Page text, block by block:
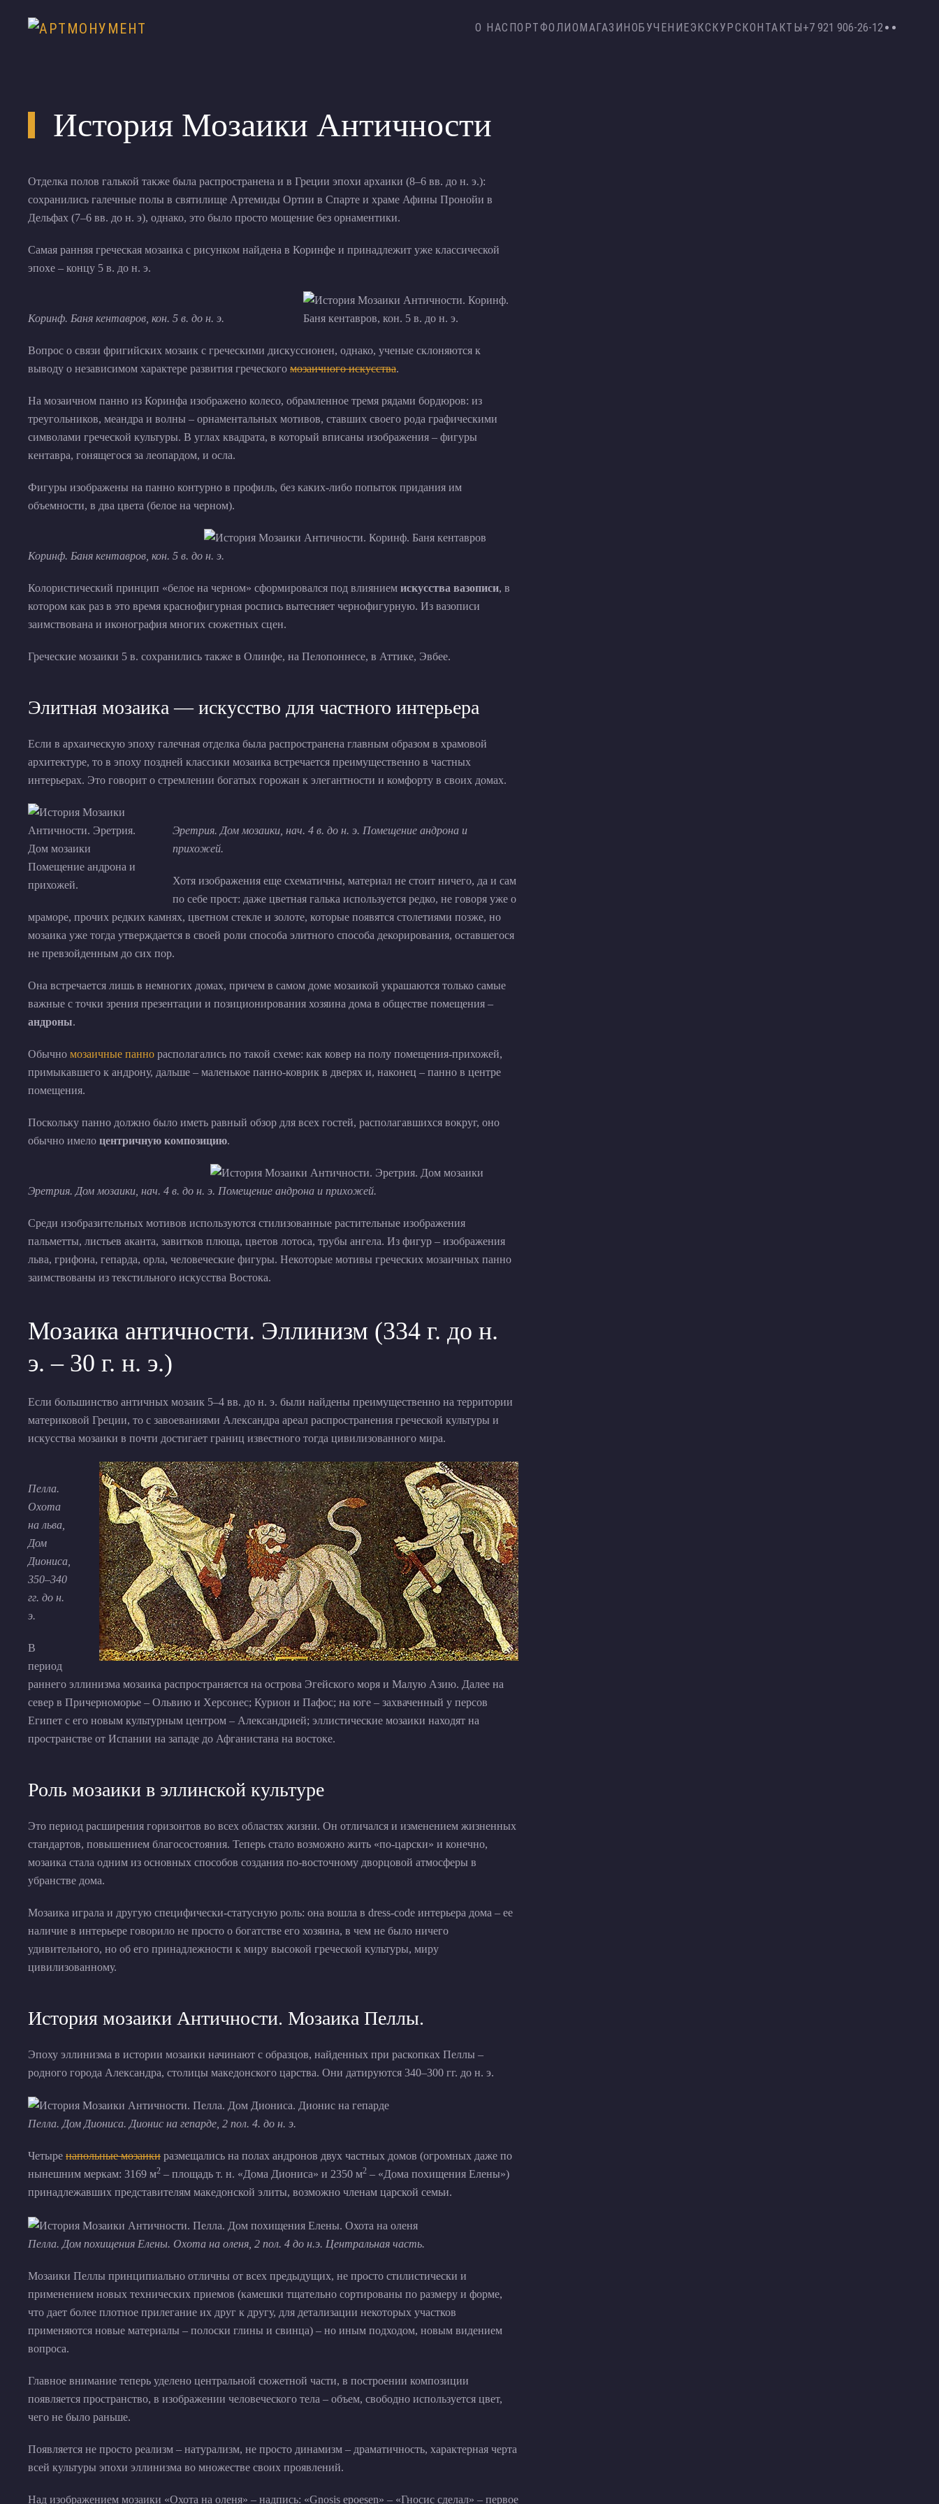
О НАС ПОРТФОЛИОМАГАЗИНОБУЧЕНИЕЭКСКУРСКОНТАКТЫ+7 921 906-26-12
История Мозаики Античности
Отделка полов галькой также была распространена и в Греции эпохи архаики (8–6 вв. до н. э.):
сохранились галечные полы в святилище Артемиды Ортии в Спарте и храме Афины Пронойи в
Дельфах (7–6 вв. до н. э), однако, это было просто мощение без орнаментики.
Самая ранняя греческая мозаика с рисунком найдена в Коринфе и принадлежит уже классической
эпохе – концу 5 в. до н. э.
Коринф. Баня кентавров, кон. 5 в. до н. э.
Вопрос о связи фригийских мозаик с греческими дискуссионен, однако, ученые склоняются к
выводу о независимом характере развития греческого мозаичного искусства.
На мозаичном панно из Коринфа изображено колесо, обрамленное тремя рядами бордюров: из
треугольников, меандра и волны – орнаментальных мотивов, ставших своего рода графическими
символами греческой культуры. В углах квадрата, в который вписаны изображения – фигуры
кентавра, гонящегося за леопардом, и осла.
Фигуры изображены на панно контурно в профиль, без каких-либо попыток придания им
объемности, в два цвета (белое на черном).
Коринф. Баня кентавров, кон. 5 в. до н. э.
Колористический принцип «белое на черном» сформировался под влиянием искусства вазописи, в
котором как раз в это время краснофигурная роспись вытесняет чернофигурную. Из вазописи
заимствована и иконография многих сюжетных сцен.
Греческие мозаики 5 в. сохранились также в Олинфе, на Пелопоннесе, в Аттике, Эвбее.
Элитная мозаика — искусство для частного интерьера
Если в архаическую эпоху галечная отделка была распространена главным образом в храмовой
архитектуре, то в эпоху поздней классики мозаика встречается преимущественно в частных
интерьерах. Это говорит о стремлении богатых горожан к элегантности и комфорту в своих домах.
Эретрия. Дом мозаики, нач. 4 в. до н. э. Помещение андрона и
прихожей.
Хотя изображения еще схематичны, материал не стоит ничего, да и сам
по себе прост: даже цветная галька используется редко, не говоря уже о
мраморе, прочих редких камнях, цветном стекле и золоте, которые появятся столетиями позже, но
мозаика уже тогда утверждается в своей роли способа элитного способа декорирования, оставшегося
не превзойденным до сих пор.
Она встречается лишь в немногих домах, причем в самом доме мозаикой украшаются только самые
важные с точки зрения презентации и позиционирования хозяина дома в обществе помещения –
андроны.
Обычно мозаичные панно располагались по такой схеме: как ковер на полу помещения-прихожей,
примыкавшего к андрону, дальше – маленькое панно-коврик в дверях и, наконец – панно в центре
помещения.
Поскольку панно должно было иметь равный обзор для всех гостей, располагавшихся вокруг, оно
обычно имело центричную композицию.
Эретрия. Дом мозаики, нач. 4 в. до н. э. Помещение андрона и прихожей.
Среди изобразительных мотивов используются стилизованные растительные изображения
пальметты, листьев аканта, завитков плюща, цветов лотоса, трубы ангела. Из фигур – изображения
льва, грифона, гепарда, орла, человеческие фигуры. Некоторые мотивы греческих мозаичных панно
заимствованы из текстильного искусства Востока.
Мозаика античности. Эллинизм (334 г. до н.
э. – 30 г. н. э.)
Если большинство античных мозаик 5–4 вв. до н. э. были найдены преимущественно на территории
материковой Греции, то с завоеваниями Александра ареал распространения греческой культуры и
искусства мозаики в почти достигает границ известного тогда цивилизованного мира.
Пелла.
Охота
на льва,
Дом
Диониса,
350–340
гг. до н.
э.
В
период
раннего эллинизма мозаика распространяется на острова Эгейского моря и Малую Азию. Далее на
север в Причерноморье – Ольвию и Херсонес; Курион и Пафос; на юге – захваченный у персов
Египет с его новым культурным центром – Александрией; эллистические мозаики находят на
пространстве от Испании на западе до Афганистана на востоке.
Роль мозаики в эллинской культуре
Это период расширения горизонтов во всех областях жизни. Он отличался и изменением жизненных
стандартов, повышением благосостояния. Теперь стало возможно жить «по-царски» и конечно,
мозаика стала одним из основных способов создания по-восточному дворцовой атмосферы в
убранстве дома.
Мозаика играла и другую специфически-статусную роль: она вошла в dress-code интерьера дома – ее
наличие в интерьере говорило не просто о богатстве его хозяина, в чем не было ничего
удивительного, но об его принадлежности к миру высокой греческой культуры, миру
цивилизованному.
История мозаики Античности. Мозаика Пеллы.
Эпоху эллинизма в истории мозаики начинают с образцов, найденных при раскопках Пеллы –
родного города Александра, столицы македонского царства. Они датируются 340–300 гг. до н. э.
Пелла. Дом Диониса. Дионис на гепарде, 2 пол. 4. до н. э.
Четыре напольные мозаики размещались на полах андронов двух частных домов (огромных даже по
нынешним меркам: 3169 м2 – площадь т. н. «Дома Диониса» и 2350 м2 – «Дома похищения Елены»)
принадлежавших представителям македонской элиты, возможно членам царской семьи.
Пелла. Дом похищения Елены. Охота на оленя, 2 пол. 4 до н.э. Центральная часть.
Мозаики Пеллы принципиально отличны от всех предыдущих, не просто стилистически и
применением новых технических приемов (камешки тщательно сортированы по размеру и форме,
что дает более плотное прилегание их друг к другу, для детализации некоторых участков
применяются новые материалы – полоски глины и свинца) – но иным подходом, новым видением
вопроса.
Главное внимание теперь уделено центральной сюжетной части, в построении композиции
появляется пространство, в изображении человеческого тела – объем, свободно используется цвет,
чего не было раньше.
Появляется не просто реализм – натурализм, не просто динамизм – драматичность, характерная черта
всей культуры эпохи эллинизма во множестве своих проявлений.
Над изображением мозаики «Охота на оленя» – надпись: «Gnosis epoesen» – «Гносис сделал» – первое